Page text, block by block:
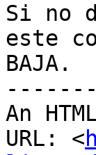
Si no
este
BAJA.
An
URL: <